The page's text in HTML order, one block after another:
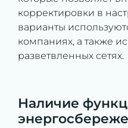
корректировки в
варианты
компаниях, а также
разветвленных сетях.
Наличие